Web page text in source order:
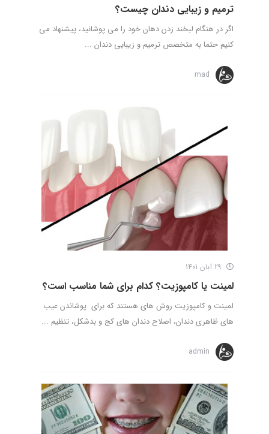
ترمیم و زیبایی دندان چیست؟
اگر در هنگام لبخند زدن دهان خود را می پوشانید، پیشنهاد می
کنیم حتما به متخصص ترمیم و زیبایی دندان ...
mad
لمینت یا کامپوزیت؟ کدام برای شما مناسب است؟
لمینت و کامپوزیت روش های هستند که برای پوشاندن عیب
های ظاهری دندان، اصلاح دندان های کج و بدشکل، تنظیم ...
admin